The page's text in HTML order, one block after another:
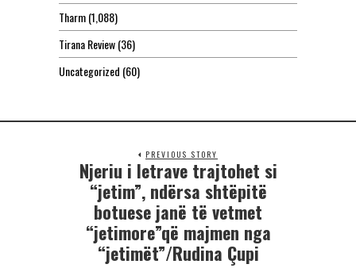
Tharm(1,088)
Tirana Review(36)
Uncategorized (60)
PREVIOUS STORY
Njeriu i letrave trajtohet si
“jetim”, ndërsa shtëpitë
botuese janë të vetmet
“jetimore”që majmen nga
“jetimët”/Rudina Çupi